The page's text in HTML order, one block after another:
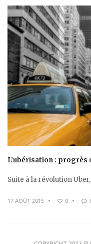
L’ubérisation : progrès
Suite à la révolution
17 AOÛT 2015 • 0 •